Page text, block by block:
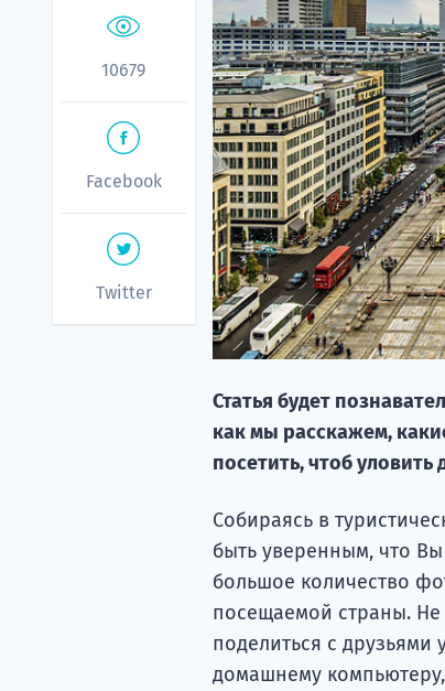
10679
Facebook
Twitter
Статья будет
как мы расскажем,
посетить, чтоб уловить
Собираясь в
быть уверенным, что Вы
большое количество
посещаемой страны. Не
поделиться с
домашнему компьютеру,